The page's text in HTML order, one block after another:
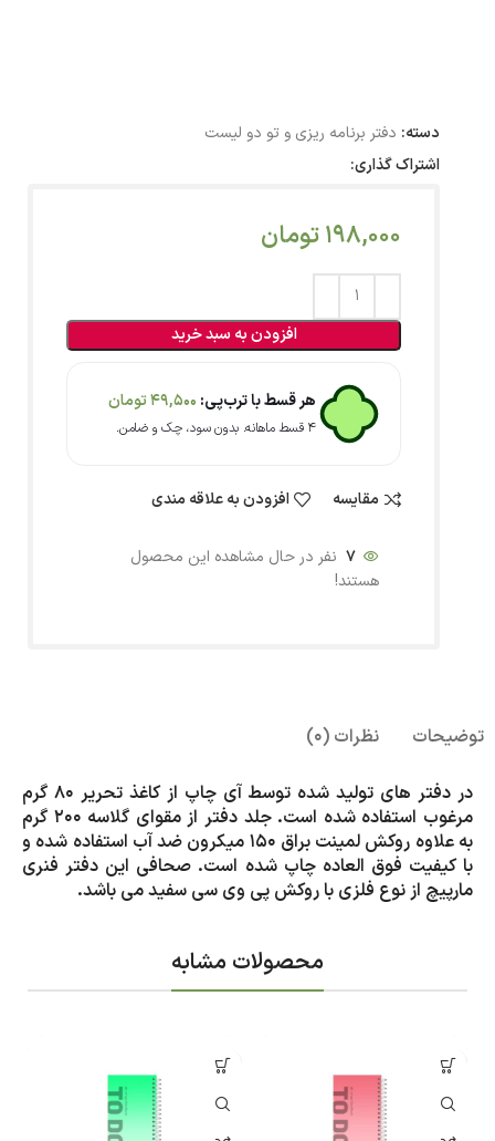
دسته: دفتر برنامه ریزی و تو دو لیست
اشتراک گذاری:
198,000تومان
افزودن به سبد خرید
هر قسط با ترب‌پی: 49,500تومان
۴ قسط ماهانه. بدون سود، چک و ضامن.
مقایسه افزودن به علاقه مندی
7 نفر در حال مشاهده این محصول
هستند!
توضیحات نظرات (0)
در دفتر های تولید شده توسط آی چاپ از کاغذ تحریر 80 گرم
مرغوب استفاده شده است. جلد دفتر از مقوای گلاسه 200 گرم
به علاوه روکش لمینت براق 150 میکرون ضد آب استفاده شده و
با کیفیت فوق العاده چاپ شده است. صحافی این دفتر فنری
مارپیچ از نوع فلزی با روکش پی وی سی سفید می باشد.
محصولات مشابه